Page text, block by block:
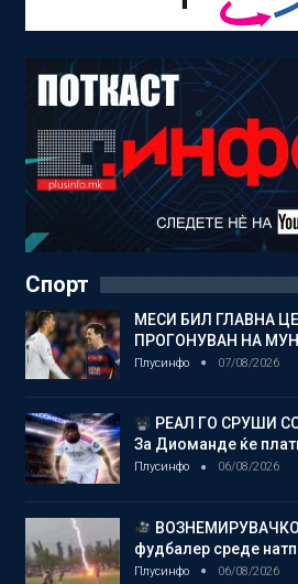
Спорт
МЕСИ БИЛ ГЛАВНА
ПРОГОНУВАН НА
Плусинфо 07/08/2026
РЕАЛ ГО СРУШИ
За Диоманде ќе
Плусинфо 06/08/2026
ВОЗНЕМИРУВАЧКО
фудбалер среде
Плусинфо 06/08/2026